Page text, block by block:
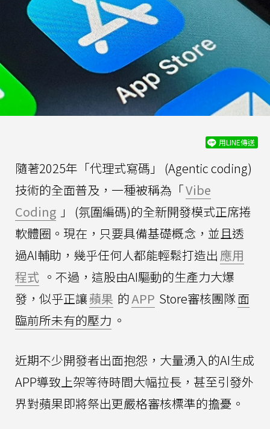
用LINE傳送
隨著2025年「代理式寫碼」 (Agentic coding)
技術的全面普及，一種被稱為「Vibe
Coding 」 (氛圍編碼)的全新開發模式正席捲
軟體圈。現在，只要具備基礎概念，並且透
過AI輔助，幾乎任何人都能輕鬆打造出 應用
程式 。不過，這股由AI驅動的生產力大爆
發，似乎正讓蘋果 的APP Store審核團隊面
臨前所未有的壓力 。
近期不少開發者出面抱怨，大量湧入的AI生成
APP導致上架等待時間大幅拉長，甚至引發外
界對蘋果即將祭出更嚴格審核標準的擔憂。